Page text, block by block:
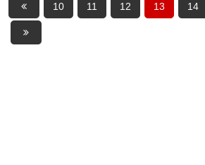
10 11 12 13 14